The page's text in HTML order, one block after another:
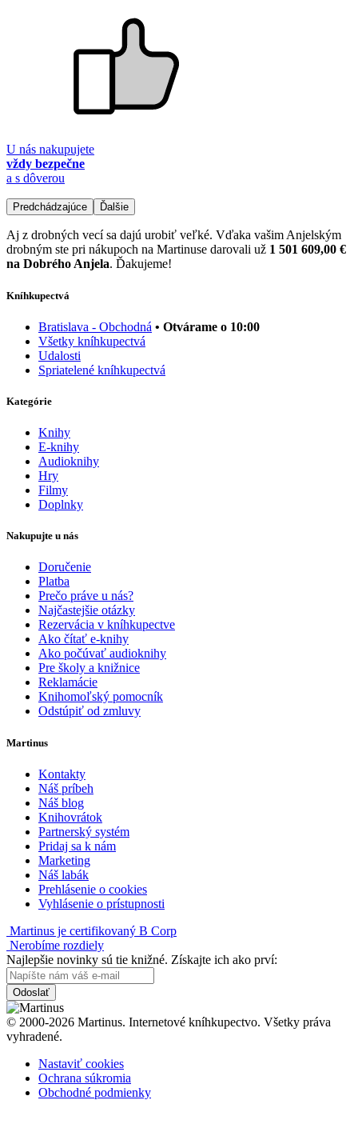
U nás nakupujete
vždy bezpečne
a s dôverou
Predchádzajúce Ďalšie
Aj z drobných vecí sa dajú urobiť veľké. Vďaka vašim Anjelským
drobným ste pri nákupoch na Martinuse darovali už 1 501 609,00 €
na Dobrého Anjela. Ďakujeme!
Kníhkupectvá
Bratislava - Obchodná • Otvárame o 10:00
Všetky kníhkupectvá
Udalosti
Spriatelené kníhkupectvá
Kategórie
Knihy
E-knihy
Audioknihy
Hry
Filmy
Doplnky
Nakupujte u nás
Doručenie
Platba
Prečo práve u nás?
Najčastejšie otázky
Rezervácia v kníhkupectve
Ako čítať e-knihy
Ako počúvať audioknihy
Pre školy a knižnice
Reklamácie
Knihomoľský pomocník
Odstúpiť od zmluvy
Martinus
Kontakty
Náš príbeh
Náš blog
Knihovrátok
Partnerský systém
Pridaj sa k nám
Marketing
Náš labák
Prehlásenie o cookies
Vyhlásenie o prístupnosti
Martinus je certifikovaný B Corp
Nerobíme rozdiely
Najlepšie novinky sú tie knižné. Získajte ich ako prví:
Odoslať
© 2000-2026 Martinus. Internetové kníhkupectvo. Všetky práva
vyhradené.
Nastaviť cookies
Ochrana súkromia
Obchodné podmienky